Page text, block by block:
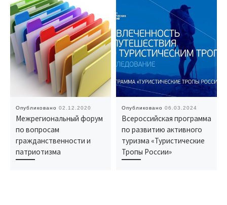
Опубликовано 02.12.2020
Межрегиональный форум
по вопросам
гражданственности и
патриотизма
Опубликовано 06.03.2024
Всероссийская программа
по развитию активного
туризма «Туристические
Тропы России»